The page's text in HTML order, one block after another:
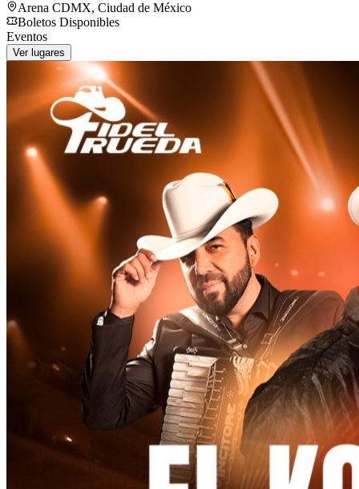
Arena CDMX, Ciudad de México
Boletos Disponibles
Eventos
Ver lugares